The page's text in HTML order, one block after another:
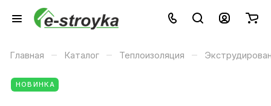
Главная – Каталог – Теплоизоляция –
НОВИНКА